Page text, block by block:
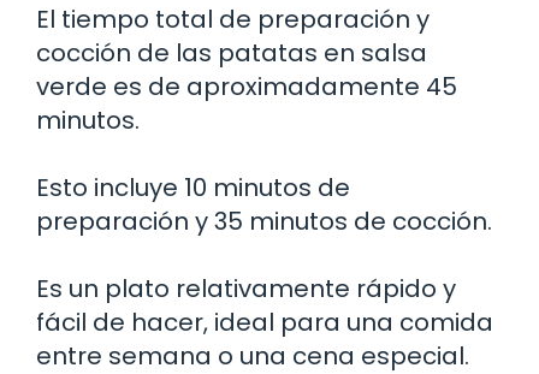
El tiempo total de preparación y
cocción de las patatas en salsa
verde es de aproximadamente 45
minutos.
Esto incluye 10 minutos de
preparación y 35 minutos de cocción.
Es un plato relativamente rápido y
fácil de hacer, ideal para una comida
entre semana o una cena especial.